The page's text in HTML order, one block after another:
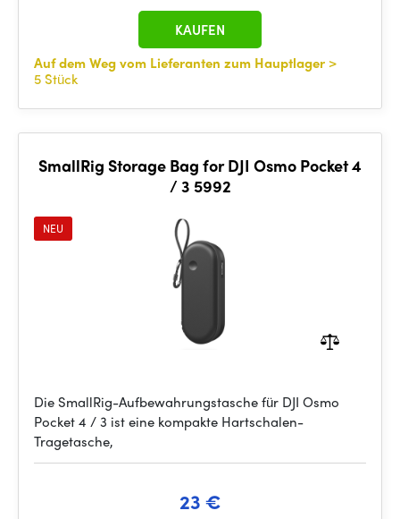
Auf dem Weg vom Lieferanten zum Hauptlager >
5 Stück
KAUFEN
SmallRig Storage Bag for DJI Osmo Pocket 4
/ 3 5992
NEU
Die SmallRig-Aufbewahrungstasche für DJI Osmo
Pocket 4 / 3 ist eine kompakte Hartschalen-
Tragetasche,
23 €